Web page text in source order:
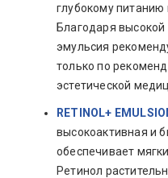
глубокому
Благодаря
эмульсия
только по
эстетической
RETINOL+
высокоактивная и
обеспечивает
Ретинол